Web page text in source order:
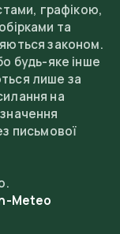
графікою,
та
законом.
будь-яке інше
лише за
на
письмової
Meteo